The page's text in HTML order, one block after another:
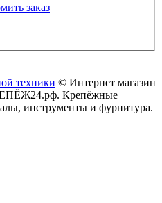
заказ
© Интернет магазин
Крепёжные
инструменты и фурнитура.